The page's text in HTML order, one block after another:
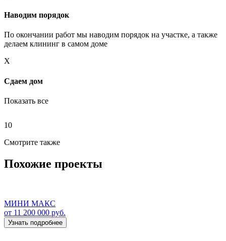
Наводим порядок
По окончании работ мы наводим порядок на участке, а также
делаем клининг в самом доме
X
Сдаем дом
Показать все
10
Смотрите также
Похожие проекты
МИНИ МАКС
от 11 200 000 руб.
Узнать подробнее